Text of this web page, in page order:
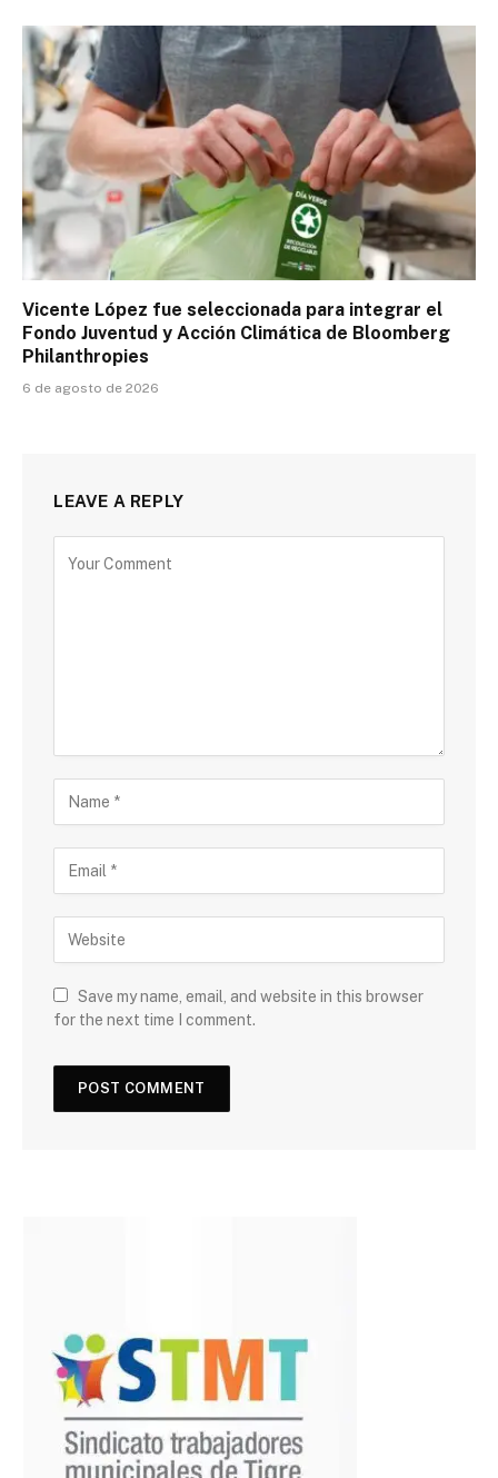
Vicente López fue seleccionada para integrar el
Fondo Juventud y Acción Climática de Bloomberg
Philanthropies
6 de agosto de 2026
LEAVE A REPLY
Save my name, email, and website in this browser
for the next time I comment.